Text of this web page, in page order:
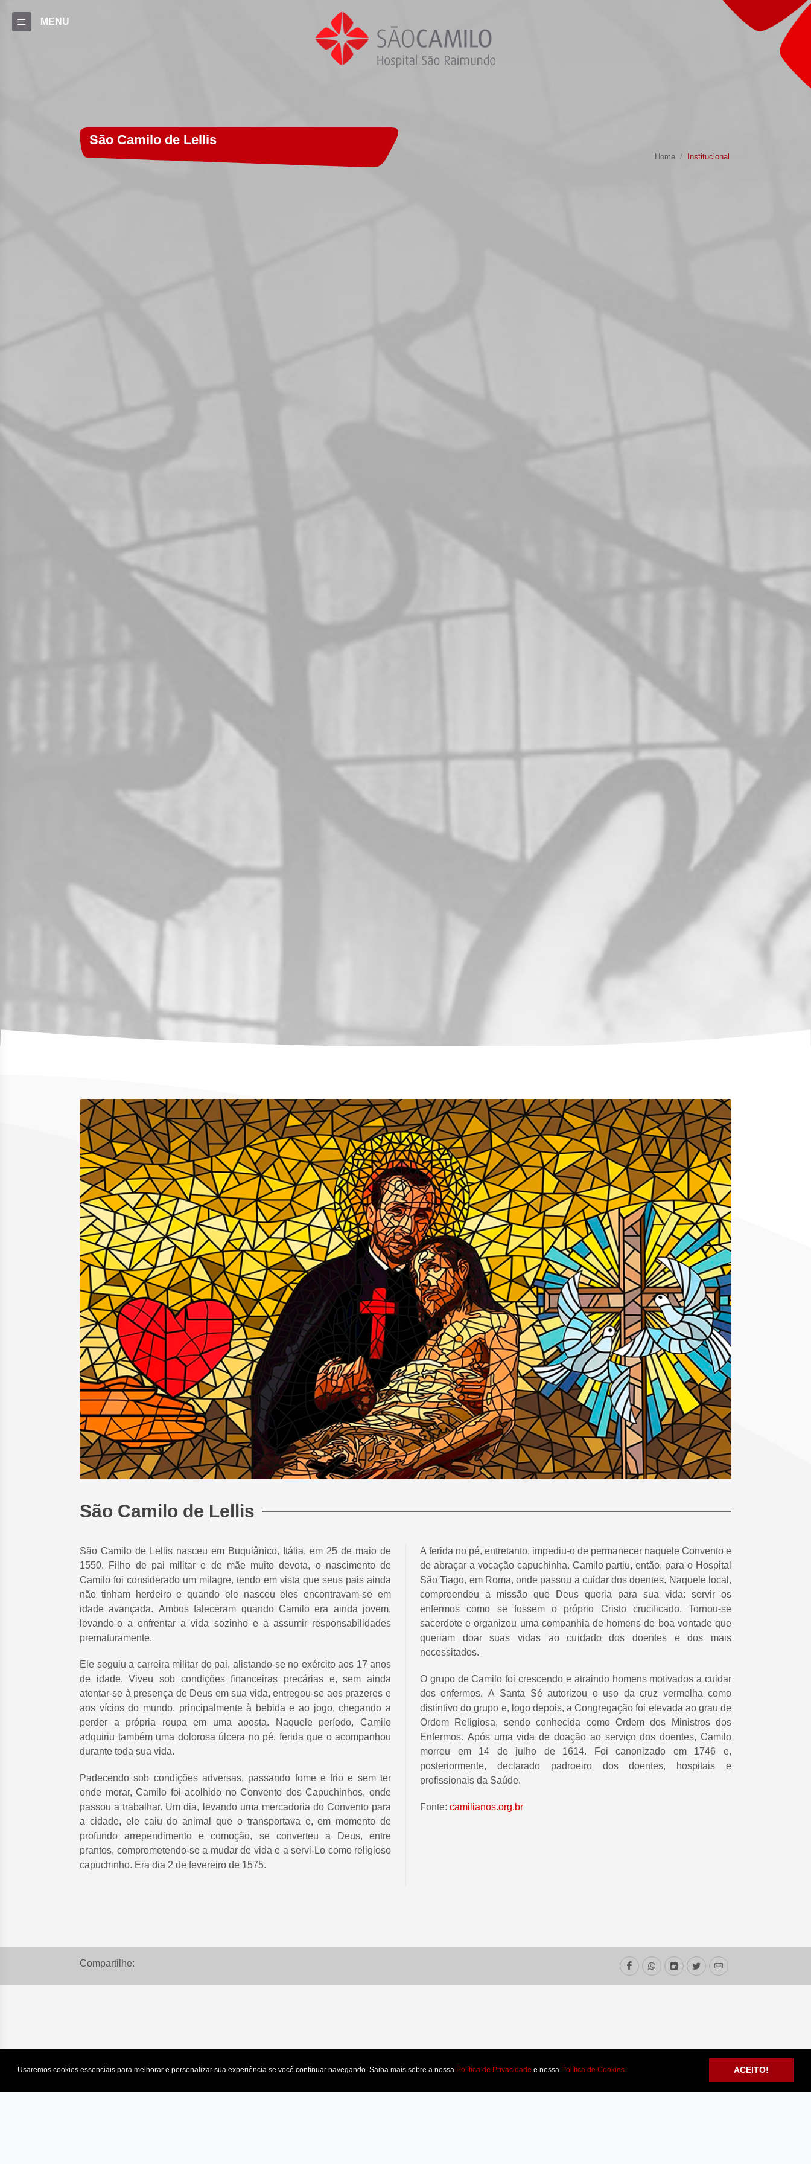
Usaremos cookies essenciais para melhorar e personalizar sua experiência se você continuar navegando. Saiba mais sobre a nossa Política de Privacidade e nossa Política de Cookies. ACEITO!
MENU
São Camilo de Lellis
Home Institucional
São Camilo de Lellis
São Camilo de Lellis nasceu em Buquiânico, Itália, em 25 de maio de
1550. Filho de pai militar e de mãe muito devota, o nascimento de
Camilo foi considerado um milagre, tendo em vista que seus pais ainda
não tinham herdeiro e quando ele nasceu eles encontravam-se em
idade avançada. Ambos faleceram quando Camilo era ainda jovem,
levando-o a enfrentar a vida sozinho e a assumir responsabilidades
prematuramente.
Ele seguiu a carreira militar do pai, alistando-se no exército aos 17 anos
de idade. Viveu sob condições financeiras precárias e, sem ainda
atentar-se à presença de Deus em sua vida, entregou-se aos prazeres e
aos vícios do mundo, principalmente à bebida e ao jogo, chegando a
perder a própria roupa em uma aposta. Naquele período, Camilo
adquiriu também uma dolorosa úlcera no pé, ferida que o acompanhou
durante toda sua vida.
Padecendo sob condições adversas, passando fome e frio e sem ter
onde morar, Camilo foi acolhido no Convento dos Capuchinhos, onde
passou a trabalhar. Um dia, levando uma mercadoria do Convento para
a cidade, ele caiu do animal que o transportava e, em momento de
profundo arrependimento e comoção, se converteu a Deus, entre
prantos, comprometendo-se a mudar de vida e a servi-Lo como religioso
capuchinho. Era dia 2 de fevereiro de 1575.
A ferida no pé, entretanto, impediu-o de permanecer naquele Convento e
de abraçar a vocação capuchinha. Camilo partiu, então, para o Hospital
São Tiago, em Roma, onde passou a cuidar dos doentes. Naquele local,
compreendeu a missão que Deus queria para sua vida: servir os
enfermos como se fossem o próprio Cristo crucificado. Tornou-se
sacerdote e organizou uma companhia de homens de boa vontade que
queriam doar suas vidas ao cuidado dos doentes e dos mais
necessitados.
O grupo de Camilo foi crescendo e atraindo homens motivados a cuidar
dos enfermos. A Santa Sé autorizou o uso da cruz vermelha como
distintivo do grupo e, logo depois, a Congregação foi elevada ao grau de
Ordem Religiosa, sendo conhecida como Ordem dos Ministros dos
Enfermos. Após uma vida de doação ao serviço dos doentes, Camilo
morreu em 14 de julho de 1614. Foi canonizado em 1746 e,
posteriormente, declarado padroeiro dos doentes, hospitais e
profissionais da Saúde.
Fonte: camilianos.org.br
Compartilhe:
LOCALIZAÇÃO